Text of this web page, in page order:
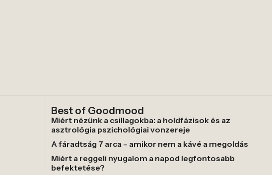
Best of Goodmood
Miért nézünk a csillagokba: a holdfázisok és az
asztrológia pszichológiai vonzereje
A fáradtság 7 arca – amikor nem a kávé a megoldás
Miért a reggeli nyugalom a napod legfontosabb
befektetése?